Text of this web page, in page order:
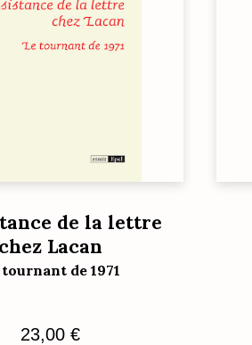
de la lettre
chez Lacan
de 1971
23,00 €